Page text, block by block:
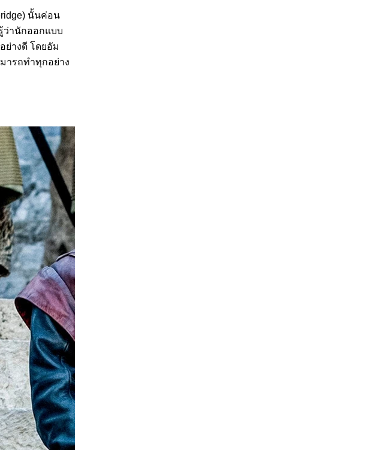
นั้นค่อน
ว่านักออกแบบ
ย่างดี โดยอัม
ารถทำทุกอย่าง